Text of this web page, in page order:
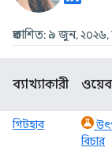
প্রকাশিত: ৯ জুন,
ব্যাখ্যাকারী ওয়েব
গিটহাব
বিচার